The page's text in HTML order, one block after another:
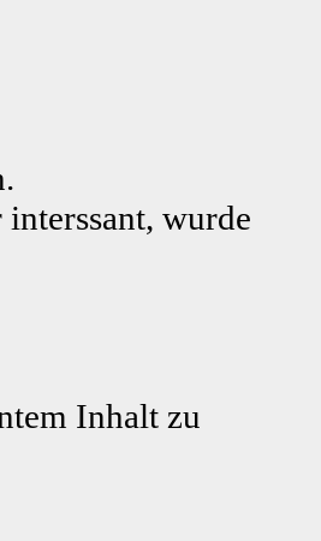
wurde
Inhalt zu